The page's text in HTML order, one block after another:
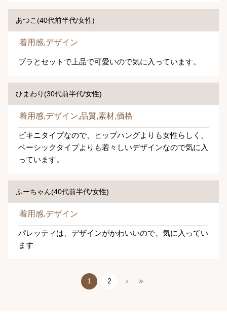
あつこ(40代前半代/女性)
着用感,デザイン
ブラとセットで上品で可愛いので気に入っています。
ひまわり(30代前半代/女性)
着用感,デザイン,品質,素材,価格
ビキニタイプなので、ヒップハングよりも女性らしく、
ベーシックタイプよりも若々しいデザインなので気に入
っています。
ふーちゃん(40代前半代/女性)
着用感,デザイン
パレッティは、デザインがかわいいので、気に入ってい
ます
1 2